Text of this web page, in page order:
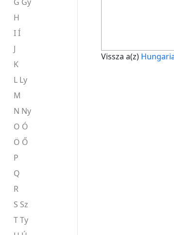
H
I Í
J
K
L Ly
M
N Ny
O Ó
Ö Ő
P
Q
R
S Sz
T Ty
Vissza a(z)